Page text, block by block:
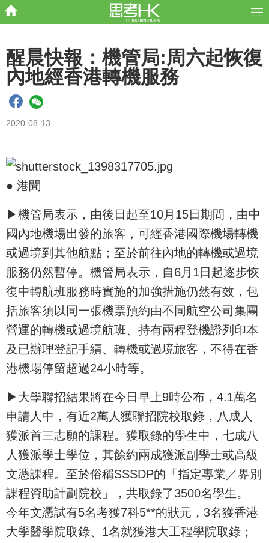
醒晨快報：機管局:周六起恢復
內地經香港轉機服務
2020-08-13
● 港聞
▶機管局表示，由後日起至10月15日期間，由中
國內地機場出發的旅客，可經香港國際機場轉機
或過境到其他航點；至於前往內地的轉機或過境
服務仍然暫停。機管局表示，自6月1日起逐步恢
復中轉航班服務時實施的加強措施仍然有效，包
括旅客須以同一張機票預約由不同航空公司集團
營運的轉機或過境航班、持有兩程登機證列印本
及已辦理登記手續、轉機或過境旅客，不得在香
港機場停留超過24小時等。
▶大學聯招結果將在今日早上9時公布，4.1萬名
申請人中，有近2萬人獲聯招院校取錄，八成人
獲派首三志願的課程。獲取錄的學生中，七成八
人獲派學士學位，其餘約兩成獲派副學士或高級
文憑課程。至於俗稱SSSDP的「指定專業／界別
課程資助計劃院校」，共取錄了3500名學生。
今年文憑試有5名考獲7科5**的狀元，3名獲香港
大學醫學院取錄、1名就獲港大工程學院取錄；